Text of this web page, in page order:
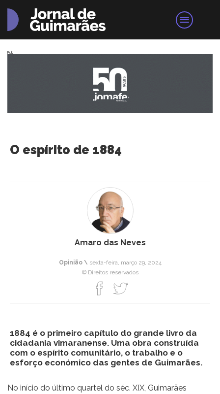
Pub
O espírito de 1884
Amaro das Neves
Opinião \ sexta-feira, março 29, 2024
© Direitos reservados
1884 é o primeiro capítulo do grande livro da
cidadania vimaranense. Uma obra construída
com o espírito comunitário, o trabalho e o
esforço económico das gentes de Guimarães.
No início do último quartel do séc. XIX, Guimarães